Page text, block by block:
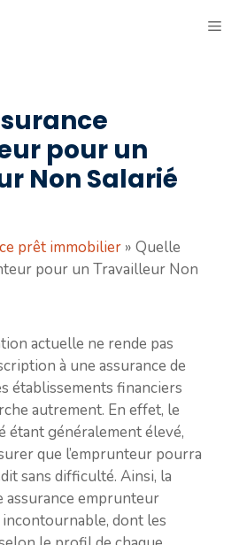
pour un
Non Salarié
prêt immobilier » Quelle
pour un Travailleur Non
actuelle ne rende pas
à une assurance de
établissements financiers
autrement. En effet, le
étant généralement élevé,
que l’emprunteur pourra
sans difficulté. Ainsi, la
assurance emprunteur
dont les